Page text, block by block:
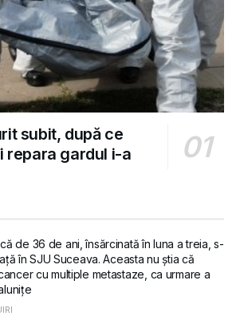
subit, după ce
repara gardul i-a
de 36 de ani, însărcinată în luna a treia, s-
în SJU Suceava. Aceasta nu știa că
cu multiple metastaze, ca urmare a